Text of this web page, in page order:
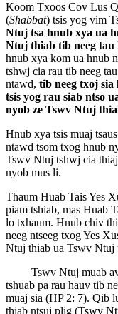
Koom Txoos Cov Lus
(Shabbat) tsis yog vim
Ntuj tsa hnub xya ua
Ntuj thiab tib neeg tau
hnub xya kom ua hnub
tshwj cia rau tib neeg
ntawd, tib neeg txoj
tsis yog rau siab ntso
nyob ze Tswv Ntuj
Hnub xya tsis muaj
ntawd tsom txog hnub
Tswv Ntuj tshwj cia
nyob mus li.
Thaum Huab Tais Yes
piam tshiab, mas Huab
lo txhaum. Hnub chiv
neeg ntseeg txog Yes
Ntuj thiab ua Tswv Ntuj
Tswv Ntuj muab av
tshuab pa rau hauv tib
muaj sia (HP 2: 7). Qib
thiab ntsuj plig (Tswv